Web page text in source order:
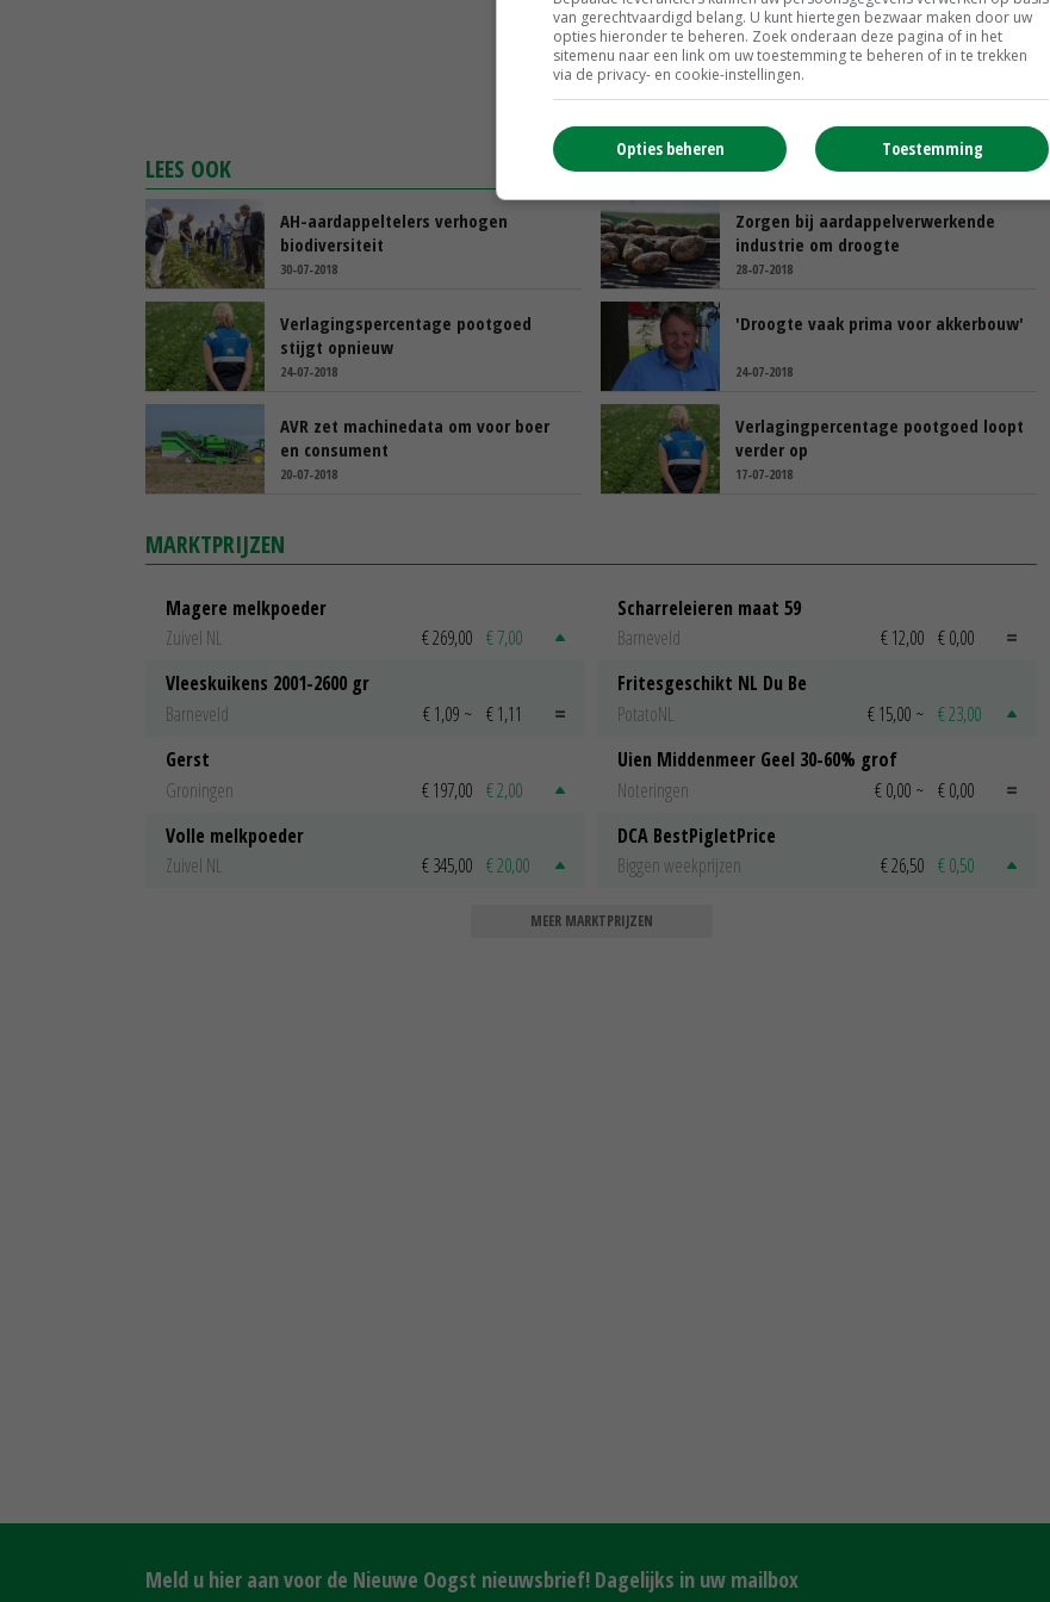
LEES OOK
AH-aardappeltelers verhogen
biodiversiteit
30-07-2018
Zorgen bij aardappelverwerkende
industrie om droogte
28-07-2018
Verlagingspercentage pootgoed
stijgt opnieuw
24-07-2018
'Droogte vaak prima voor akkerbouw'
24-07-2018
AVR zet machinedata om voor boer
en consument
20-07-2018
Verlagingpercentage pootgoed loopt
verder op
17-07-2018
MARKTPRIJZEN
Magere melkpoeder
Zuivel NL
€ 269,00 € 7,00
Vleeskuikens 2001-2600 gr
Barneveld
€ 1,09 ~ € 1,11
Gerst
Groningen
€ 197,00 € 2,00
Volle melkpoeder
Zuivel NL
€ 345,00 € 20,00
Scharreleieren maat 59
Barneveld
€ 12,00 € 0,00
Fritesgeschikt NL Du Be
PotatoNL
€ 15,00 ~ € 23,00
Uien Middenmeer Geel 30-60% grof
Noteringen
€ 0,00 ~ € 0,00
DCA BestPigletPrice
Biggen weekprijzen
€ 26,50 € 0,50
MEER MARKTPRIJZEN
Meld u hier aan voor de Nieuwe Oogst nieuwsbrief! Dagelijks in uw mailbox
van gerechtvaardigd belang. U kunt hiertegen bezwaar maken door uw
opties hieronder te beheren. Zoek onderaan deze pagina of in het
sitemenu naar een link om uw toestemming te beheren of in te trekken
via de privacy- en cookie-instellingen.
Toestemming
Opties beheren